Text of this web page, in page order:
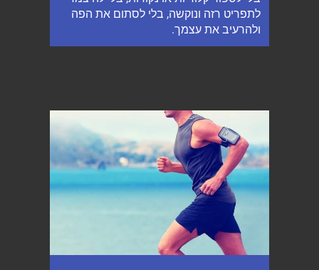
לתפריט רזה ונוקשה, בלי לסתום את הפה
ולהרעיב את עצמך.